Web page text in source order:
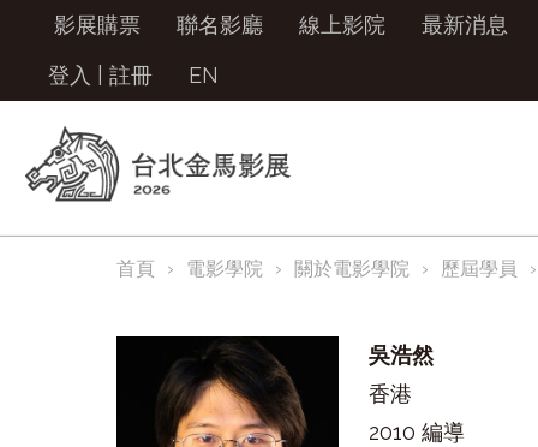
影展購票 聯名影廳 線上影院
最新消息
登入
註冊 EN
首頁 電影學院 關於電影學院 歷屆學員
吳浩然
香港
2010 編導